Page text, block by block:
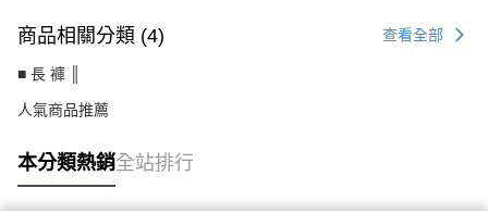
商品相關分類 (4) 查看全部
■ 長 褲 ║
人氣商品推薦
本分類熱銷全站排行